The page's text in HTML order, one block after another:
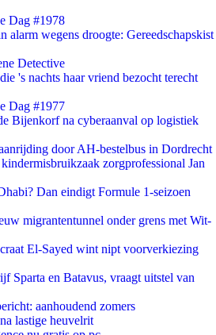
Dag #1978
alarm wegens droogte: Gereedschapskist
Detective
's nachts haar vriend bezocht terecht
Dag #1977
Bijenkorf na cyberaanval op logistiek
door AH-bestelbus in Dordrecht
zorgprofessional Jan
Dan eindigt Formule 1-seizoen
migrantentunnel onder grens met Wit-
El-Sayed wint nipt voorverkiezing
Sparta en Batavus, vraagt uitstel van
aanhoudend zomers
lastige heuvelrit